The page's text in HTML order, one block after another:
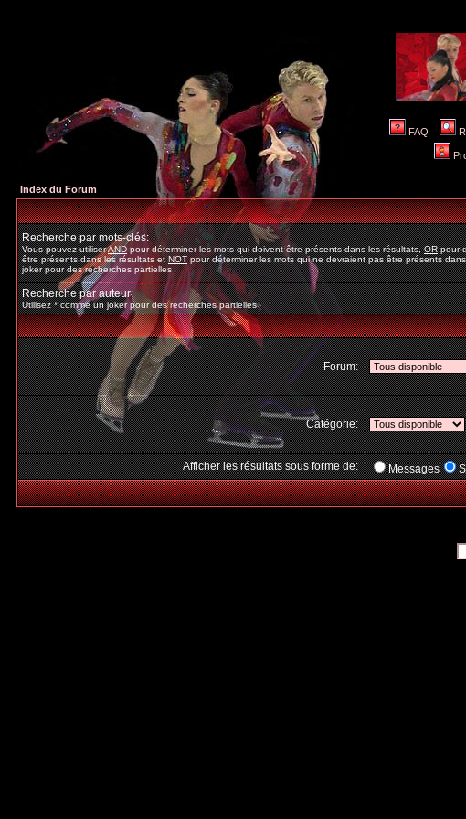
FAQ
Index du Forum
Recherche par mots-clés:
Vous pouvez utiliserANDpour déterminer les mots qui doivent être présents dans les résultats,ORpour
être présents dans les résultats etNOTpour déterminer les mots qui ne devraient pas être présents
joker pour des recherches partielles
Recherche par auteur:
Utilisez * comme un joker pour des recherches partielles
Forum:
Catégorie:
Afficher les résultats sous forme de:
Messages